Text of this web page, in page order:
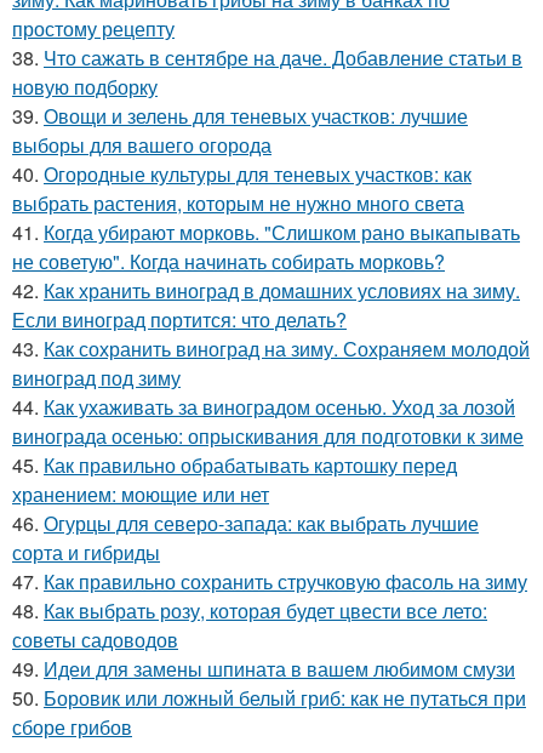
простому рецепту
38. Что сажать в сентябре на даче. Добавление статьи в
новую подборку
39. Овощи и зелень для теневых участков: лучшие
выборы для вашего огорода
40. Огородные культуры для теневых участков: как
выбрать растения, которым не нужно много света
41. Когда убирают морковь. "Слишком рано выкапывать
не советую". Когда начинать собирать морковь?
42. Как хранить виноград в домашних условиях на зиму.
Если виноград портится: что делать?
43. Как сохранить виноград на зиму. Сохраняем молодой
виноград под зиму
44. Как ухаживать за виноградом осенью. Уход за лозой
винограда осенью: опрыскивания для подготовки к зиме
45. Как правильно обрабатывать картошку перед
хранением: моющие или нет
46. Огурцы для северо-запада: как выбрать лучшие
сорта и гибриды
47. Как правильно сохранить стручковую фасоль на зиму
48. Как выбрать розу, которая будет цвести все лето:
советы садоводов
49. Идеи для замены шпината в вашем любимом смузи
50. Боровик или ложный белый гриб: как не путаться при
сборе грибов